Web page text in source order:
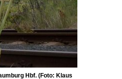
Hbf. (Foto: Klaus